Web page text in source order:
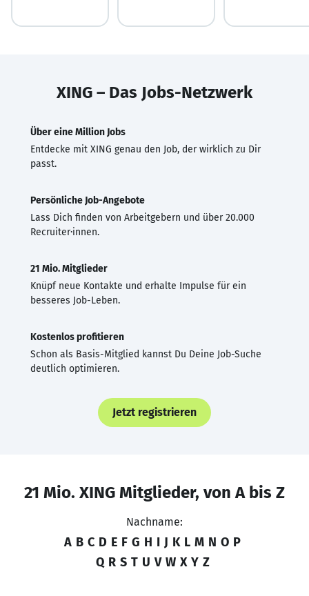
XING – Das Jobs-Netzwerk
Über eine Million Jobs
Entdecke mit XING genau den Job, der wirklich zu Dir
passt.
Persönliche Job-Angebote
Lass Dich finden von Arbeitgebern und über 20.000
Recruiter·innen.
21 Mio. Mitglieder
Knüpf neue Kontakte und erhalte Impulse für ein
besseres Job-Leben.
Kostenlos profitieren
Schon als Basis-Mitglied kannst Du Deine Job-Suche
deutlich optimieren.
Jetzt registrieren
21 Mio. XING Mitglieder, von A bis Z
Nachname:
A B C D E F G H I J K L M N O P
Q R S T U V W X Y Z